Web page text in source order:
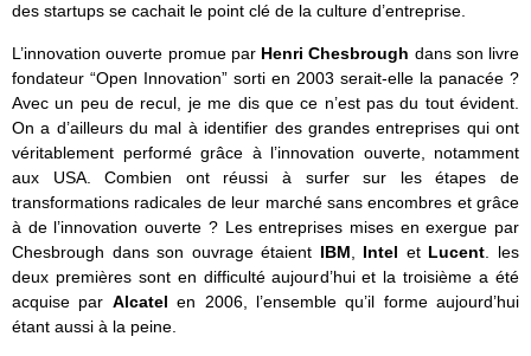
des startups se cachait le point clé de la culture d’entreprise.
L’innovation ouverte promue par Henri Chesbrough dans son livre
fondateur “Open Innovation” sorti en 2003 serait-elle la panacée ?
Avec un peu de recul, je me dis que ce n’est pas du tout évident.
On a d’ailleurs du mal à identifier des grandes entreprises qui ont
véritablement performé grâce à l’innovation ouverte, notamment
aux USA. Combien ont réussi à surfer sur les étapes de
transformations radicales de leur marché sans encombres et grâce
à de l’innovation ouverte ? Les entreprises mises en exergue par
Chesbrough dans son ouvrage étaient IBM Intel et Lucent . les
deux premières sont en difficulté aujourd’hui et la troisième a été
acquise par Alcatel en 2006, l’ensemble qu’il forme aujourd’hui
étant aussi à la peine.